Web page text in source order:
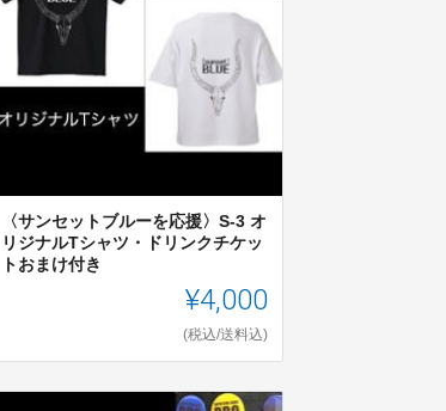
〈サンセットブルーを応援〉S-3 オ
リジナルTシャツ・ドリンクチケッ
トおまけ付き
¥4,000
(税込/送料込)